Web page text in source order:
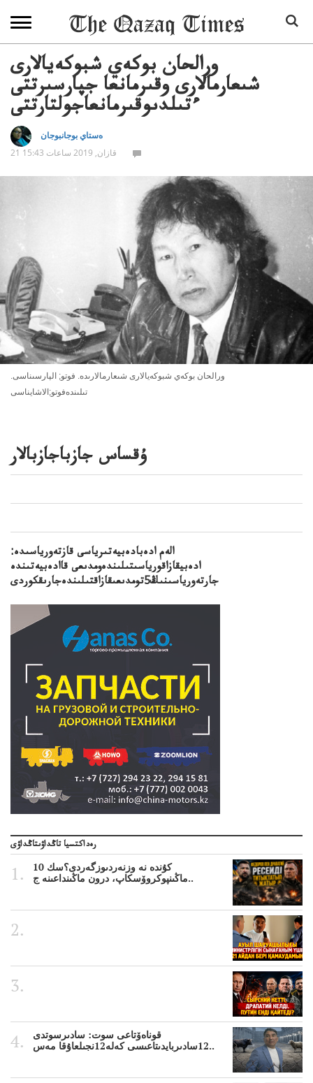
ورالحان بوكەي شبوكەيالارى
شىعارمالارى وقىرمانعا جپارسىرتتى
ءتىلدىوقىرمانعاجولتارتتى
ەستاي بوجانبوجان
21 قازان, 2019 ساعات 15:43
ورالحان بوكەي شبوكەيالارى شىعارمالارىدە. فوتو; الپارسىناسى.
تىلىندەفوتو;الاشايناسى
ۇقساس جازباجازبالار
الەم ادەبادەبيەتىرياسى قازتەورياسىدە:
ادەبيقازاقورياسىتىلىندەومدىعى قاادەبيەتىندە
جارتەورياسىنىڭ5تومدىعىقازاقتىلىندەجارىقكوردى
رەداكتسيا تاڭداۋىتاڭداۋى
10 كۇندە نە وزنەردىوزگەردى؟سك
ماڭىنپوكروۆسكاپ، درون ماڭىنداعىنە ج..
قوناەۆتاعى سوت: سادىرسوتدى
12سادىربايدىتاعىسى كەلە12نجىلعاۇقا مەس..